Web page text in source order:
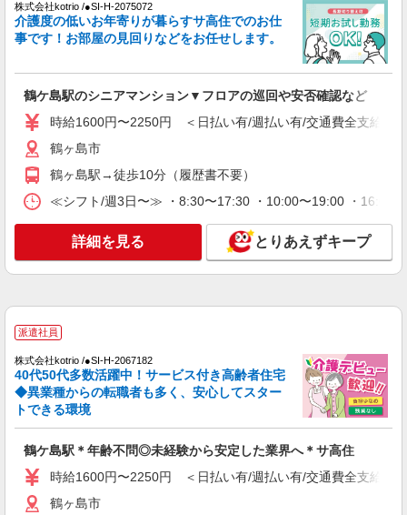
[ 綺麗 ]高級シニアマンションで生活ケア/見守
りなど/鶴ケ島駅
時給1600円〜2250円 ＜日払い有/週払い有/交
通費全支給(ガソリン代含む)＞
鶴ヶ島市
派遣社員
株式会社kotrio /●SI-H-2101879
応可能＠鶴ケ島駅
時給1600円〜2250円 ＜日払い有/週払い有/交
通費全支給(ガソリン代含む)＞
派遣社員
株式会社kotrio /●SI-H-2102068
鶴ケ島駅のサ高住STAFF▼フロアの巡回や安
否確認/清掃など
時給1600円〜2250円 ＜日払い有/週払い有/交
通費全支給(ガソリン代含む)＞
株式会社kotrio /●SI-H-2075072
介護度の低いお年寄りが暮らすサ高住でのお仕
事です！お部屋の見回りなどをお任せします。
鶴ケ島駅のシニアマンション▼フロアの巡回や安否確認など
時給1600円〜2250円 ＜日払い有/週払い有/交通費全支給(ガ
鶴ヶ島市
鶴ヶ島駅→徒歩10分（履歴書不要）
≪シフト/週3日〜≫ ・8:30〜17:30 ・10:00〜19:00 ・16:00
詳細を見る とりあえずキープ
派遣社員
株式会社kotrio /●SI-H-2067182
40代50代多数活躍中！サービス付き高齢者住宅
◆異業種からの転職者も多く、安心してスター
トできる環境
鶴ケ島駅＊年齢不問◎未経験から安定した業界へ＊サ高住
時給1600円〜2250円 ＜日払い有/週払い有/交通費全支給(ガ
鶴ヶ島市